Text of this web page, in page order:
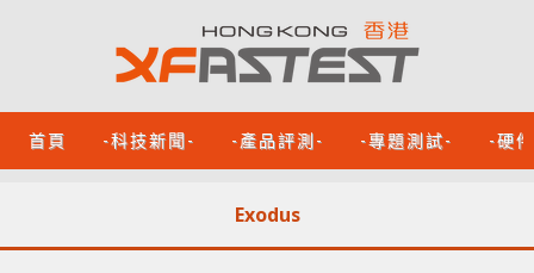
首頁 -科技新聞- -產品評測- -專題測試- -硬
Exodus